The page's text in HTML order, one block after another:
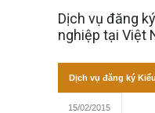
Dịch vụ đăng
nghiệp tại Việt
Dịch vụ đăng ký
15/02/2015